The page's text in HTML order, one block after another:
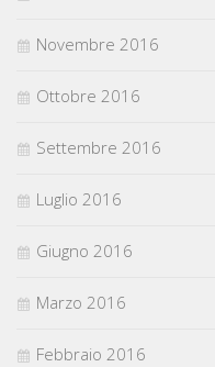
Novembre 2016
Ottobre 2016
Settembre 2016
Luglio 2016
Giugno 2016
Marzo 2016
Febbraio 2016